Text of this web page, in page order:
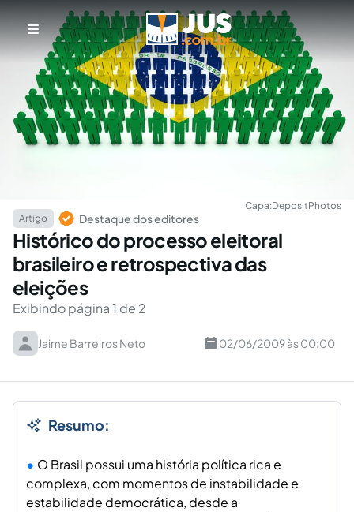
Capa:DepositPhotos
Artigo
Destaque dos editores
Histórico do processo eleitoral
brasileiro e retrospectiva das
eleições
Exibindo página 1 de 2
Jaime Barreiros Neto 02/06/2009 às 00:00
Resumo:
O Brasil possui uma história política rica e
complexa, com momentos de instabilidade e
estabilidade democrática, desde a